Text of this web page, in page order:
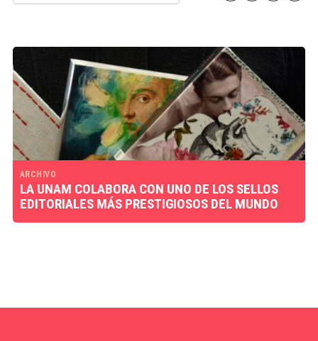
ARCHIVO
LA UNAM COLABORA CON UNO DE LOS SELLOS
EDITORIALES MÁS PRESTIGIOSOS DEL MUNDO